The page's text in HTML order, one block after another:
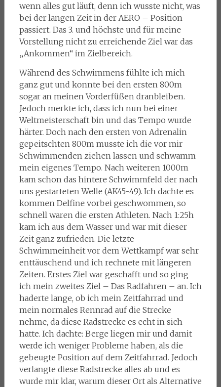
wenn alles gut läuft, denn ich wusste nicht, was
bei der langen Zeit in der AERO – Position
passiert. Das 3. und höchste und für meine
Vorstellung nicht zu erreichende Ziel war das
„Ankommen“ im Zielbereich.
Während des Schwimmens fühlte ich mich
ganz gut und konnte bei den ersten 800m
sogar an meinen Vorderfüßen dranbleiben.
Jedoch merkte ich, dass ich nun bei einer
Weltmeisterschaft bin und das Tempo wurde
härter. Doch nach den ersten von Adrenalin
gepeitschten 800m musste ich die vor mir
Schwimmenden ziehen lassen und schwamm
mein eigenes Tempo. Nach weiteren 1000m
kam schon das hintere Schwimmfeld der nach
uns gestarteten Welle (AK45-49). Ich dachte es
kommen Delfine vorbei geschwommen, so
schnell waren die ersten Athleten. Nach 1:25h
kam ich aus dem Wasser und war mit dieser
Zeit ganz zufrieden. Die letzte
Schwimmeinheit vor dem Wettkampf war sehr
enttäuschend und ich rechnete mit längeren
Zeiten. Erstes Ziel war geschafft und so ging
ich mein zweites Ziel – Das Radfahren – an. Ich
haderte lange, ob ich mein Zeitfahrrad und
mein normales Rennrad auf die Strecke
nehme, da diese Radstrecke es echt in sich
hatte. Ich dachte: Berge liegen mir und damit
werde ich weniger Probleme haben, als die
gebeugte Position auf dem Zeitfahrrad. Jedoch
verlangte diese Radstrecke alles ab und es
wurde mir klar, warum dieser Ort als Alternative